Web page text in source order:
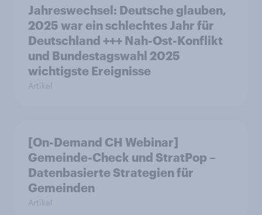
Jahreswechsel: Deutsche glauben,
2025 war ein schlechtes Jahr für
Deutschland +++ Nah-Ost-Konflikt
und Bundestagswahl 2025
wichtigste Ereignisse
Artikel
[On-Demand CH Webinar]
Gemeinde-Check und StratPop –
Datenbasierte Strategien für
Gemeinden
Artikel